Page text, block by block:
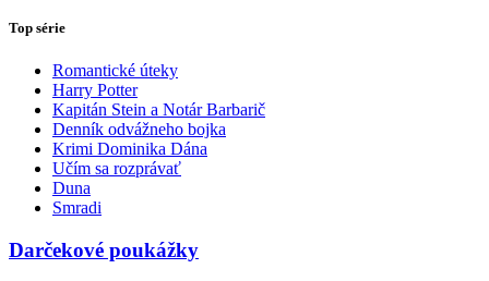
Top série
Romantické úteky
Harry Potter
Kapitán Stein a Notár Barbarič
Denník odvážneho bojka
Krimi Dominika Dána
Učím sa rozprávať
Duna
Smradi
Darčekové poukážky